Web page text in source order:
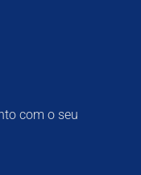
com o seu